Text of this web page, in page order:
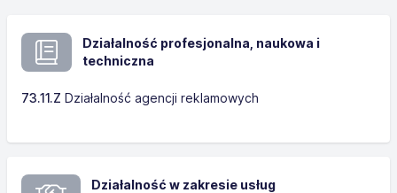
Działalność profesjonalna, naukowa i
techniczna
73.11.Z Działalność agencji reklamowych
Działalność w zakresie usług